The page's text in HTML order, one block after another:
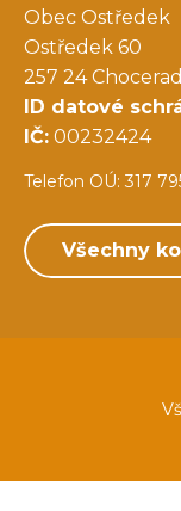
Obec Ostředek
Ostředek 60
257 24
ID datové
IČ: 00232424
Telefon OÚ: 317
Všechny